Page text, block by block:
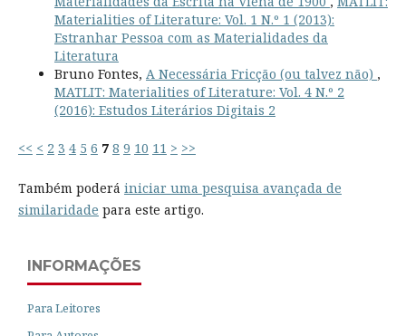
Materialities of Literature: Vol. 1 N.º 1 (2013):
Estranhar Pessoa com as Materialidades da
Literatura
Bruno Fontes, A Necessária Fricção (ou talvez não) ,
MATLIT: Materialities of Literature: Vol. 4 N.º 2
(2016): Estudos Literários Digitais 2
<< < 2 3 4 5 6 7 8 9 10 11 > >>
Também poderá iniciar uma pesquisa avançada de
similaridade para este artigo.
INFORMAÇÕES
Para Leitores